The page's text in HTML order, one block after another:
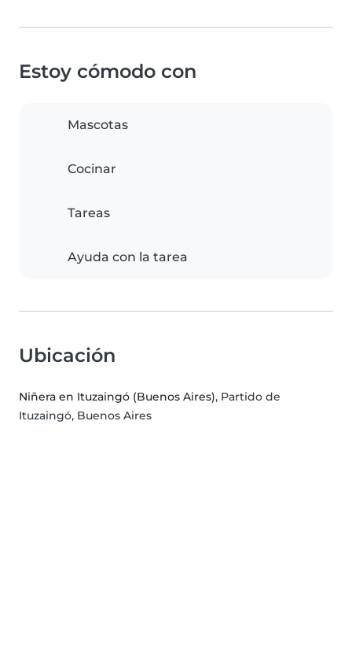
Estoy cómodo con
Mascotas
Cocinar
Tareas
Ayuda con la tarea
Ubicación
Niñera en Ituzaingó (Buenos Aires), Partido de
Ituzaingó, Buenos Aires